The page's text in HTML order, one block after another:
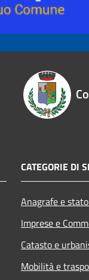
CATEGORIE DI
Anagrafe e
Imprese e
Catasto e
Mobilità e